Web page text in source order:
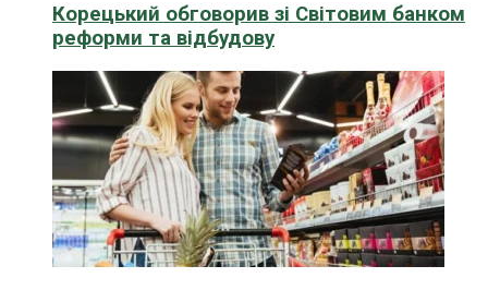
Корецький обговорив зі Світовим банком
реформи та відбудову